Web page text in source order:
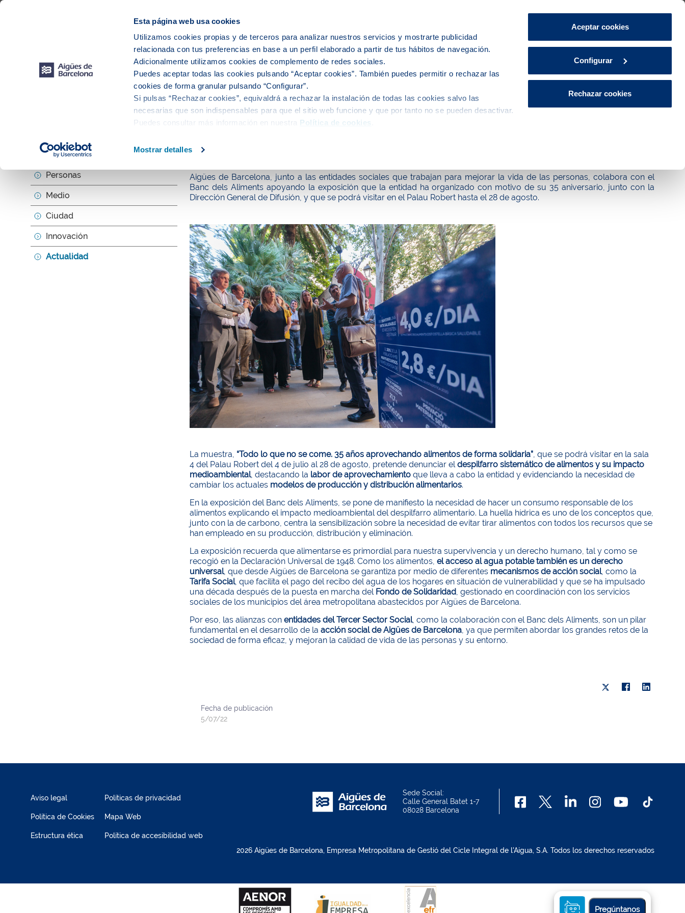
Esta página web usa cookies
Utilizamos cookies propias y de terceros para analizar nuestros servicios y mostrarte publicidad
relacionada con tus preferencias en base a un perfil elaborado a partir de tus hábitos de navegación.
Adicionalmente utilizamos cookies de complemento de redes sociales.
Puedes aceptar todas las cookies pulsando “Aceptar cookies”. También puedes permitir o rechazar las
cookies de forma granular pulsando “Configurar”.
Si pulsas “Rechazar cookies”, equivaldrá a rechazar la instalación de todas las cookies salvo las
necesarias que son indispensables para que el sitio web funcione y que por tanto no se pueden desactivar.
Puedes consultar más información en nuestra Política de cookies
Mostrar detalles
Aceptar cookies
Configurar
Rechazar cookies
CA ES Área de Clientes
Sobre nosotros Personas Ciudad Actualidad
Pregúntanos
Sobre nosotros
Personas
Medio
Ciudad
Innovación
Actualidad
Actualidad
null
Aigües de Barcelona, junto a las entidades sociales que trabajan para mejorar la vida de las personas, colabora con el
Banc dels Aliments apoyando la exposición que la entidad ha organizado con motivo de su 35 aniversario, junto con la
Dirección General de Difusión, y que se podrá visitar en el Palau Robert hasta el 28 de agosto.
La muestra, “Todo lo que no se come. 35 años aprovechando alimentos de forma solidaria”, que se podrá visitar en la sala
4 del Palau Robert del 4 de julio al 28 de agosto, pretende denunciar eldespilfarro sistemático de alimentos y su impacto
medioambiental, destacando la labor de aprovechamiento que lleva a cabo la entidad y evidenciando la necesidad de
cambiar los actuales modelos de producción y distribución alimentarios.
En la exposición del Banc dels Aliments, se pone de manifiesto la necesidad de hacer un consumo responsable de los
alimentos explicando el impacto medioambiental del despilfarro alimentario. La huella hídrica es uno de los conceptos que,
junto con la de carbono, centra la sensibilización sobre la necesidad de evitar tirar alimentos con todos los recursos que se
han empleado en su producción, distribución y eliminación.
La exposición recuerda que alimentarse es primordial para nuestra supervivencia y un derecho humano, tal y como se
recogió en la Declaración Universal de 1948. Como los alimentos, el acceso al agua potable también es un derecho
universal, que desde Aigües de Barcelona se garantiza por medio de diferentes mecanismos de acción social, como la
Tarifa Social, que facilita el pago del recibo del agua de los hogares en situación de vulnerabilidad y que se ha impulsado
una década después de la puesta en marcha del Fondo de Solidaridad, gestionado en coordinación con los servicios
sociales de los municipios del área metropolitana abastecidos por Aigües de Barcelona.
Por eso, las alianzas con entidades del Tercer Sector Social, como la colaboración con el Banc dels Aliments, son un pilar
fundamental en el desarrollo de la acción social de Aigües de Barcelona, ya que permiten abordar los grandes retos de la
sociedad de forma eficaz, y mejoran la calidad de vida de las personas y su entorno.
Fecha de publicación
5/07/22
Aviso legal
Política de Cookies
Estructura ética
Políticas de privacidad
Mapa Web
Política de accesibilidad web
Sede Social:
Calle General Batet 1-7
08028 Barcelona
2026 Aigües de Barcelona, Empresa Metropolitana de Gestió del Cicle Integral de l'Aigua, S.A. Todos los derechos reservados